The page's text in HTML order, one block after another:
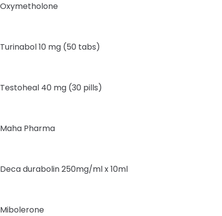
Oxymetholone
Turinabol 10 mg (50 tabs)
Testoheal 40 mg (30 pills)
Maha Pharma
Deca durabolin 250mg/ml x 10ml
Mibolerone